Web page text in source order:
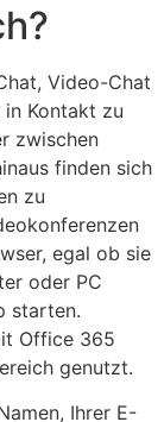
Video-Chat
Kontakt zu
zwischen
finden sich
zu
egal ob sie
oder PC
starten.
Office 365
genutzt.
Ihrer E-